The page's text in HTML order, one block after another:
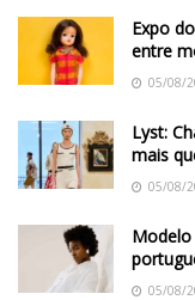
Expo
entre
05/08/
Lyst:
mais
05/08/
Modelo
05/08/